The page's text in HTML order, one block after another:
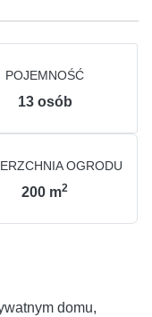
POJEMNOŚĆ
13 osób
OGRODU
200 m2
domu,